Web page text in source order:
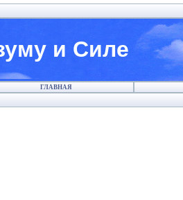
и Силе
ГЛАВНАЯ